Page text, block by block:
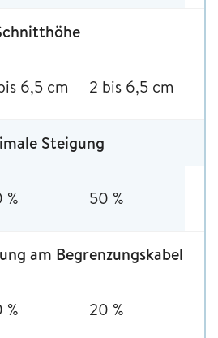
6,5 cm 2 bis 6,5 cm
Steigung
% 50 %
am Begrenzungskabel
% 20 %